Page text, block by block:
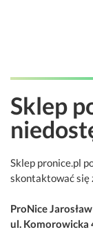
Sklep
Sklep pronice.pl
skontaktować się
ProNice
ul. Komorowicka